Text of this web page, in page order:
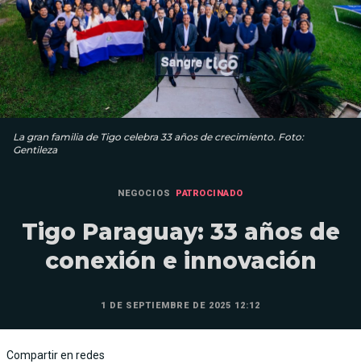
La gran familia de Tigo celebra 33 años de crecimiento. Foto:
Gentileza
NEGOCIOS PATROCINADO
Tigo Paraguay: 33 años de
conexión e innovación
1 DE SEPTIEMBRE DE 2025 12:12
Compartir en redes